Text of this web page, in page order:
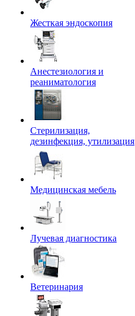
Жесткая эндоскопия
Анестезиология и
реаниматология
Стерилизация,
дезинфекция, утилизация
Медицинская мебель
Лучевая диагностика
Ветеринария